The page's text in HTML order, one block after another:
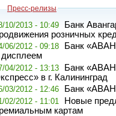
Пресс-релизы
10/2013 - 10:49
Банк
розничных
06/2012 - 09:18
Банк
дисплеем
04/2012 - 13:13
Банк
в г. Калининград
03/2012 - 12:46 Банк
02/2012 - 11:01
Новые
картам